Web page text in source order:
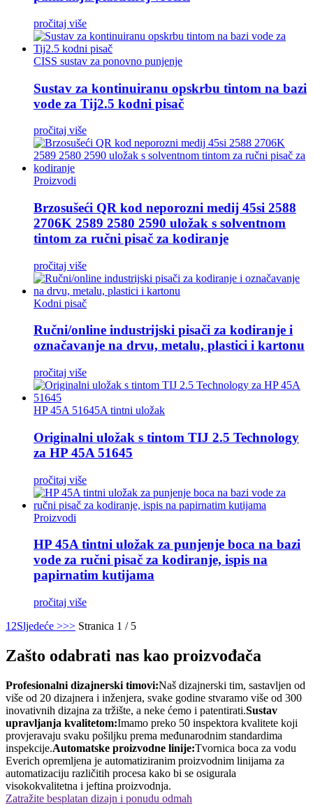
pročitaj više
CISS sustav za ponovno punjenje
Sustav za kontinuiranu opskrbu tintom na bazi
vode za Tij2.5 kodni pisač
pročitaj više
Proizvodi
Brzosušeći QR kod neporozni medij 45si 2588
2706K 2589 2580 2590 uložak s solventnom
tintom za ručni pisač za kodiranje
pročitaj više
Kodni pisač
Ručni/online industrijski pisači za kodiranje i
označavanje na drvu, metalu, plastici i kartonu
pročitaj više
HP 45A 51645A tintni uložak
Originalni uložak s tintom TIJ 2.5 Technology
za HP 45A 51645
pročitaj više
Proizvodi
HP 45A tintni uložak za punjenje boca na bazi
vode za ručni pisač za kodiranje, ispis na
papirnatim kutijama
pročitaj više
1 2Sljedeće >>> Stranica 1 / 5
Zašto odabrati nas kao proizvođača
Profesionalni dizajnerski timovi:Naš dizajnerski tim, sastavljen od
više od 20 dizajnera i inženjera, svake godine stvaramo više od 300
inovativnih dizajna za tržište, a neke ćemo i patentirati.Sustav
upravljanja kvalitetom:Imamo preko 50 inspektora kvalitete koji
provjeravaju svaku pošiljku prema međunarodnim standardima
inspekcije.Automatske proizvodne linije:Tvornica boca za vodu
Everich opremljena je automatiziranim proizvodnim linijama za
automatizaciju različitih procesa kako bi se osigurala
visokokvalitetna i jeftina proizvodnja.
Zatražite besplatan dizajn i ponudu odmah